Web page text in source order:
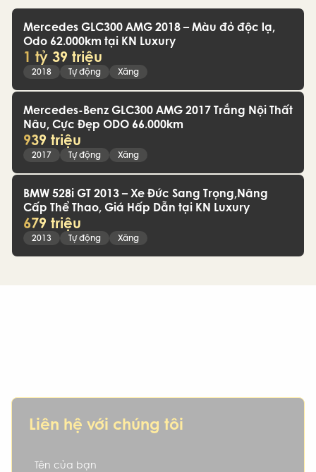
Mercedes GLC300 AMG 2018 – Màu đỏ độc lạ,
Odo 62.000km tại KN Luxury
1 tỷ 39 triệu
2018 Tự động Xăng
Mercedes-Benz GLC300 AMG 2017 Trắng Nội Thất
Nâu, Cực Đẹp ODO 66.000km
939 triệu
2017 Tự động Xăng
BMW 528i GT 2013 – Xe Đức Sang Trọng,Nâng
Cấp Thể Thao, Giá Hấp Dẫn tại KN Luxury
679 triệu
2013 Tự động Xăng
Liên hệ với chúng tôi